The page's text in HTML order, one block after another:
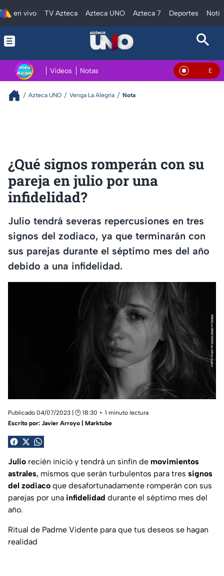
en vivo TV Azteca Azteca UNO Azteca 7 Deportes
Videos Notas En Vivo
Azteca UNO Venga La Alegría Nota
¿Qué signos romperán con su
pareja en julio por una
infidelidad?
Julio tendrá severas repercusiones en tres
signos del zodiaco, ya que terminarán con
sus parejas durante el séptimo mes del año
debido a una infidelidad.
Publicado 04/07/2023 | 🕑 18:30
1 minuto lectura
Escrito por: Javier Arroyo | Marktube
Julio recién inició y tendrá un sinfín de movimientos
astrales, mismos que serán turbulentos para tres signos
del zodiaco que desafortunadamente romperán con sus
parejas por una infidelidad durante el séptimo mes del
año.
Ritual de Padme Vidente para que tus deseos se hagan
realidad